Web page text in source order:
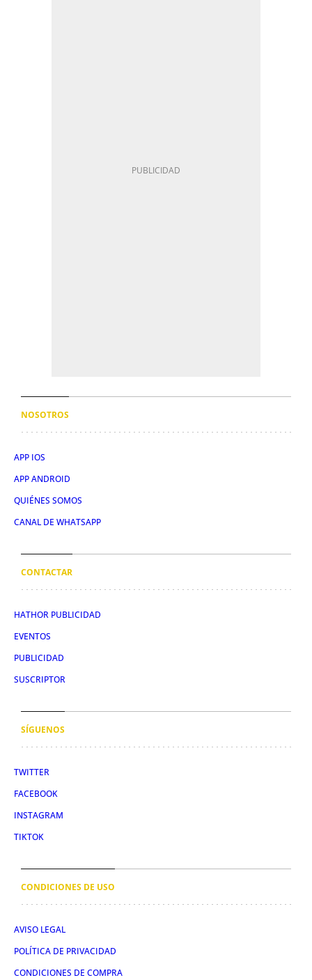
NOSOTROS
APP IOS
APP ANDROID
QUIÉNES SOMOS
CANAL DE WHATSAPP
CONTACTAR
HATHOR PUBLICIDAD
EVENTOS
PUBLICIDAD
SUSCRIPTOR
SÍGUENOS
TWITTER
FACEBOOK
INSTAGRAM
TIKTOK
CONDICIONES DE USO
AVISO LEGAL
POLÍTICA DE PRIVACIDAD
CONDICIONES DE COMPRA